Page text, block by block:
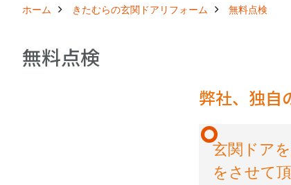
ホーム きたむらの玄関ドアリフォーム 無料点検
無料点検
弊社、独自
玄関ドア
をさせて